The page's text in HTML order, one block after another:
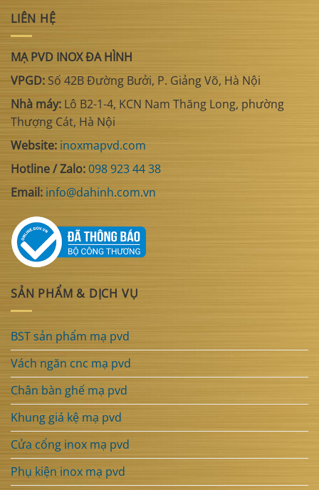
LIÊN HỆ
MẠ PVD INOX ĐA HÌNH
VPGD: Số 42B Đường Bưởi, P. Giảng Võ, Hà Nội
Nhà máy: Lô B2-1-4, KCN Nam Thăng Long, phường
Thượng Cát, Hà Nội
Website: inoxmapvd.com
Hotline / Zalo:098 923 44 38
Email: info@dahinh.com.vn
SẢN PHẨM & DỊCH VỤ
BST sản phẩm mạ pvd
Vách ngăn cnc mạ pvd
Chân bàn ghế mạ pvd
Khung giá kệ mạ pvd
Cửa cổng inox mạ pvd
Phụ kiện inox mạ pvd